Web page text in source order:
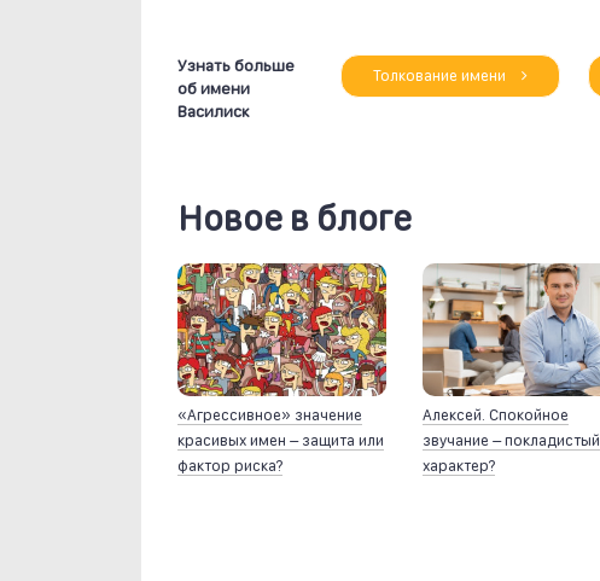
Узнать больше
об имени
Василиск
Толкование имени
Новое в блоге
«Агрессивное» значение
красивых имен – защита или
фактор риска?
Алексей. Спокойное
звучание – покладистый
характер?